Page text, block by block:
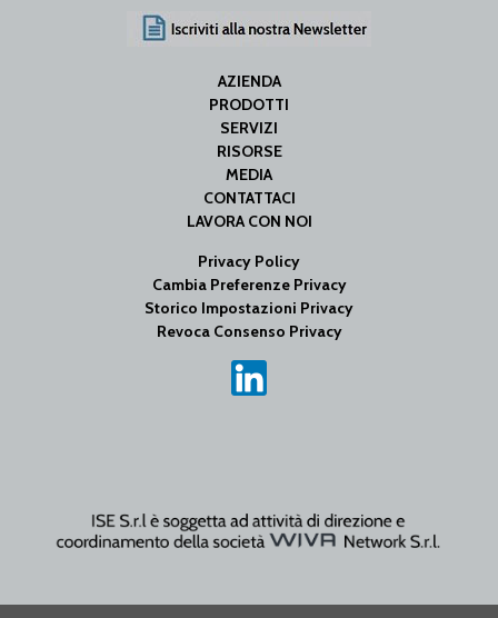
AZIENDA
PRODOTTI
SERVIZI
RISORSE
MEDIA
CONTATTACI
LAVORA CON NOI
Privacy Policy
Cambia Preferenze Privacy
Storico Impostazioni Privacy
Revoca Consenso Privacy